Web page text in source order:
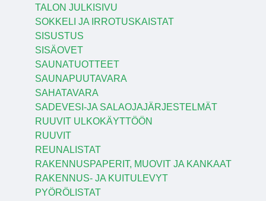
TALON JULKISIVU
SOKKELI JA IRROTUSKAISTAT
SISUSTUS
SISÄOVET
SAUNATUOTTEET
SAUNAPUUTAVARA
SAHATAVARA
SADEVESI-JA SALAOJAJÄRJESTELMÄT
RUUVIT ULKOKÄYTTÖÖN
RUUVIT
REUNALISTAT
RAKENNUSPAPERIT, MUOVIT JA KANKAAT
RAKENNUS- JA KUITULEVYT
PYÖRÖLISTAT